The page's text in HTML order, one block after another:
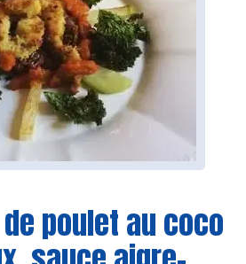
poulet au coco